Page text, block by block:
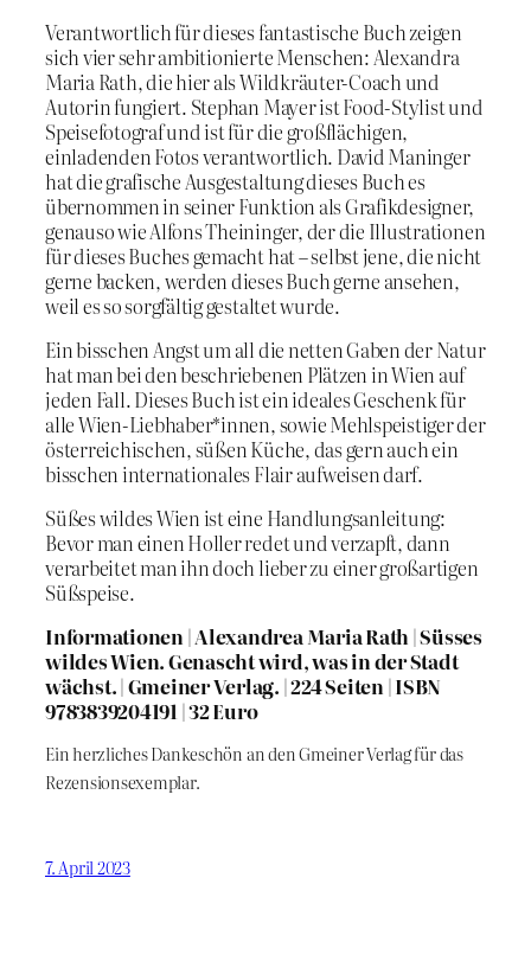
Verantwortlich für dieses fantastische Buch zeigen
sich vier sehr ambitionierte Menschen: Alexandra
Maria Rath, die hier als Wildkräuter-Coach und
Autorin fungiert. Stephan Mayer ist Food-Stylist und
Speisefotograf und ist für die großflächigen,
einladenden Fotos verantwortlich. David Maninger
hat die grafische Ausgestaltung dieses Buch es
übernommen in seiner Funktion als Grafikdesigner,
genauso wie Alfons Theininger, der die Illustrationen
für dieses Buches gemacht hat – selbst jene, die nicht
gerne backen, werden dieses Buch gerne ansehen,
weil es so sorgfältig gestaltet wurde.
Ein bisschen Angst um all die netten Gaben der Natur
hat man bei den beschriebenen Plätzen in Wien auf
jeden Fall. Dieses Buch ist ein ideales Geschenk für
alle Wien-Liebhaber*innen, sowie Mehlspeistiger der
österreichischen, süßen Küche, das gern auch ein
bisschen internationales Flair aufweisen darf.
Süßes wildes Wien ist eine Handlungsanleitung:
Bevor man einen Holler redet und verzapft, dann
verarbeitet man ihn doch lieber zu einer großartigen
Süßspeise.
Informationen | Alexandrea Maria Rath | Süsses
wildes Wien. Genascht wird, was in der Stadt
wächst. | Gmeiner Verlag. | 224 Seiten | ISBN
9783839204191 | 32 Euro
Ein herzliches Dankeschön an den Gmeiner Verlag für das
Rezensionsexemplar.
7. April 2023